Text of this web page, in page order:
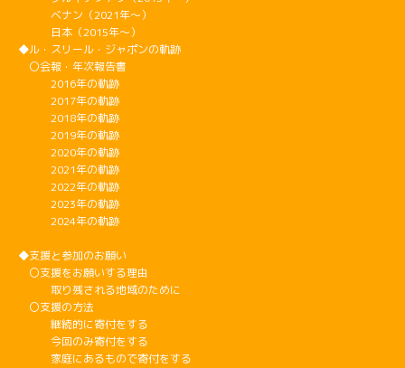
ベナン（2021年～）
日本（2015年～）
◆ル・スリール・ジャポンの軌跡
〇会報・年次報告書
2016年の軌跡
2017年の軌跡
2018年の軌跡
2019年の軌跡
2020年の軌跡
2021年の軌跡
2022年の軌跡
2023年の軌跡
2024年の軌跡
◆支援と参加のお願い
〇支援をお願いする理由
取り残される地域のために
〇支援の方法
継続的に寄付をする
今回のみ寄付をする
家庭にあるもので寄付をする